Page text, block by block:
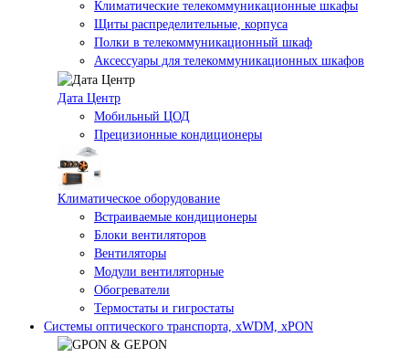
Климатические телекоммуникационные шкафы
Щиты распределительные, корпуса
Полки в телекоммуникационный шкаф
Аксессуары для телекоммуникационных шкафов
Дата Центр
Мобильный ЦОД
Прецизионные кондиционеры
Климатичeское оборудование
Встраиваемые кондиционеры
Блоки вентиляторов
Вентиляторы
Модули вентиляторные
Обогреватели
Термостаты и гигростаты
Системы оптического транспорта, xWDM, xPON